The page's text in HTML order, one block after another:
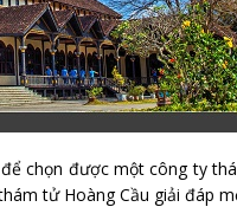
chọn được một công ty
tử Hoàng Cầu giải đáp